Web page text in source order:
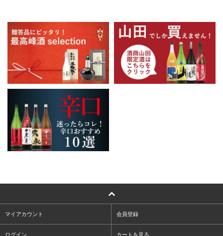
マイアカウント 会員登録
ログイン カートを見る